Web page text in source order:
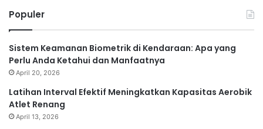
Populer
Sistem Keamanan Biometrik di Kendaraan: Apa yang
Perlu Anda Ketahui dan Manfaatnya
April 20, 2026
Latihan Interval Efektif Meningkatkan Kapasitas Aerobik
Atlet Renang
April 13, 2026